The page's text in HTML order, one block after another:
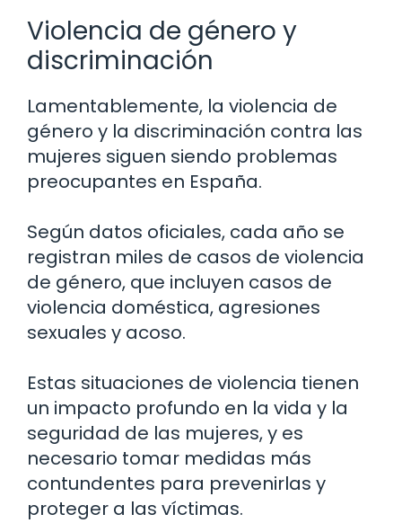
Violencia de género y
discriminación
Lamentablemente, la violencia de
género y la discriminación contra las
mujeres siguen siendo problemas
preocupantes en España.
Según datos oficiales, cada año se
registran miles de casos de violencia
de género, que incluyen casos de
violencia doméstica, agresiones
sexuales y acoso.
Estas situaciones de violencia tienen
un impacto profundo en la vida y la
seguridad de las mujeres, y es
necesario tomar medidas más
contundentes para prevenirlas y
proteger a las víctimas.